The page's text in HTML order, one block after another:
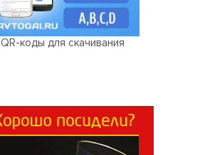
QR-коды для скачивания